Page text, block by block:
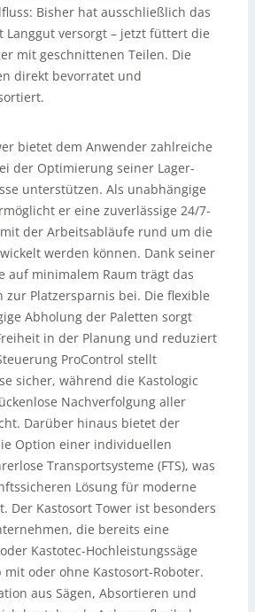
Bisher hat ausschließlich das
Langgut versorgt – jetzt füttert die
mit geschnittenen Teilen. Die
direkt bevorratet und
bietet dem Anwender zahlreiche
der Optimierung seiner Lager-
unterstützen. Als unabhängige
er eine zuverlässige 24/7-
der Arbeitsabläufe rund um die
werden können. Dank seiner
auf minimalem Raum trägt das
zur Platzersparnis bei. Die flexible
Abholung der Paletten sorgt
in der Planung und reduziert
ProControl stellt
sicher, während die Kastologic
Nachverfolgung aller
Darüber hinaus bietet der
Option einer individuellen
Transportsysteme (FTS), was
Lösung für moderne
Der Kastosort Tower ist besonders
die bereits eine
Kastotec-Hochleistungssäge
mit oder ohne Kastosort-Roboter.
aus Sägen, Absortieren und